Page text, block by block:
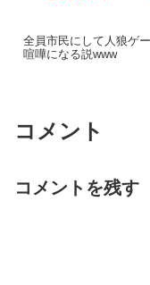
全員市民にして人狼ゲ
喧嘩になる説www
コメント
コメントを残す